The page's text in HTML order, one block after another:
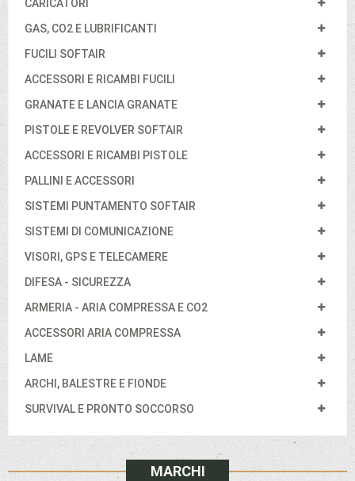
CARICATORI
GAS, CO2 E LUBRIFICANTI
FUCILI SOFTAIR
ACCESSORI E RICAMBI FUCILI
GRANATE E LANCIA GRANATE
PISTOLE E REVOLVER SOFTAIR
ACCESSORI E RICAMBI PISTOLE
PALLINI E ACCESSORI
SISTEMI PUNTAMENTO SOFTAIR
SISTEMI DI COMUNICAZIONE
VISORI, GPS E TELECAMERE
DIFESA - SICUREZZA
ARMERIA - ARIA COMPRESSA E CO2
ACCESSORI ARIA COMPRESSA
LAME
ARCHI, BALESTRE E FIONDE
SURVIVAL E PRONTO SOCCORSO
MARCHI